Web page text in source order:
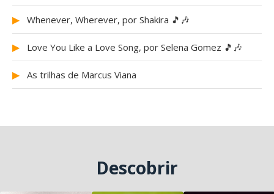
▶ Whenever, Wherever, por Shakira 🎵🎶
▶ Love You Like a Love Song, por Selena Gomez 🎵🎶
▶ As trilhas de Marcus Viana
Descobrir